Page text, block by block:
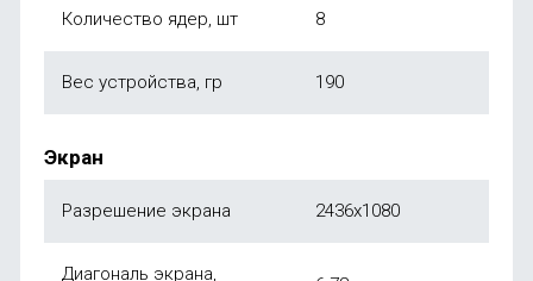
Количество ядер, шт 8
Вес устройства, гр 190
Экран
Разрешение экрана 2436x1080
Диагональ экрана,